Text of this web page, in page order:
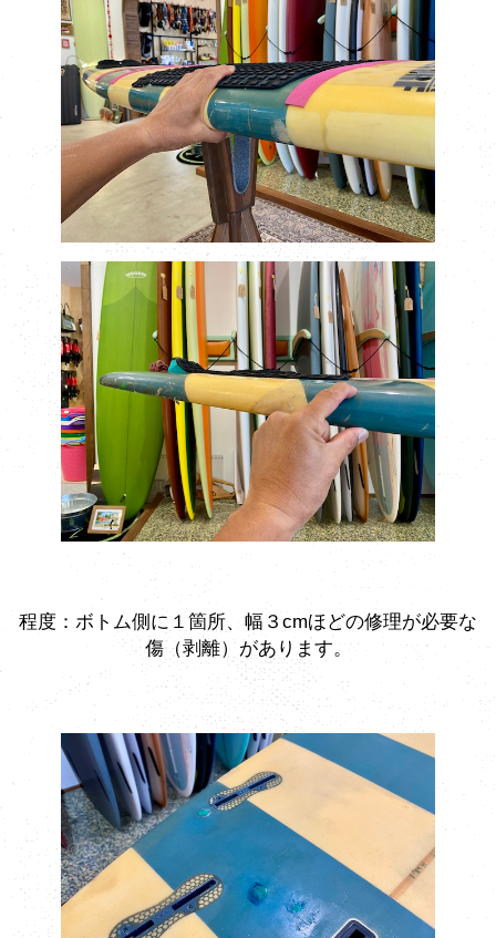
程度：ボトム側に１箇所、幅３cmほどの修理が必要な
傷（剥離）があります。